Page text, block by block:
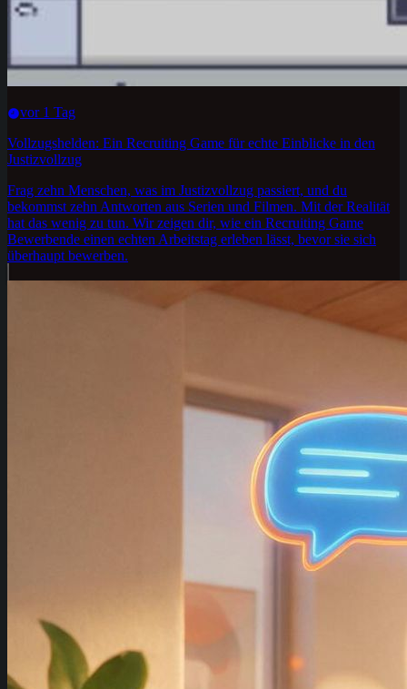
vor 1 Tag
Vollzugshelden: Ein Recruiting Game für echte Einblicke in den
Justizvollzug
Frag zehn Menschen, was im Justizvollzug passiert, und du
bekommst zehn Antworten aus Serien und Filmen. Mit der Realität
hat das wenig zu tun. Wir zeigen dir, wie ein Recruiting Game
Bewerbende einen echten Arbeitstag erleben lässt, bevor sie sich
überhaupt bewerben.